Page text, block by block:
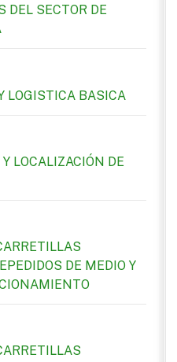
DEL SECTOR DE
LOGISTICA BASICA
LOCALIZACIÓN DE
DE MEDIO Y